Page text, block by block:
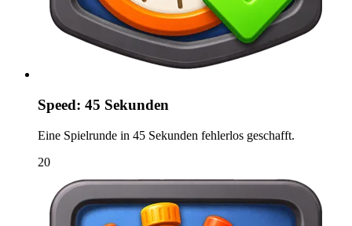
Speed: 45 Sekunden
Eine Spielrunde in 45 Sekunden fehlerlos geschafft.
20